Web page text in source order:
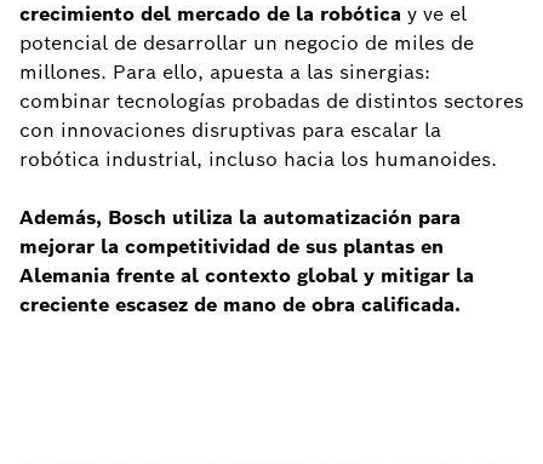
crecimiento del mercado de la robótica y ve el
potencial de desarrollar un negocio de miles de
millones. Para ello, apuesta a las sinergias:
combinar tecnologías probadas de distintos sectores
con innovaciones disruptivas para escalar la
robótica industrial, incluso hacia los humanoides.
Además, Bosch utiliza la automatización para
mejorar la competitividad de sus plantas en
Alemania frente al contexto global y mitigar la
creciente escasez de mano de obra calificada.